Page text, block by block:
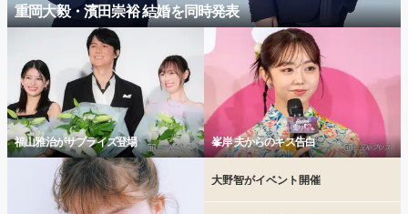
重岡大毅・濱田崇裕 結婚を同時発表
福山雅治がサプライズ登場 峯岸 夫からのキス告白
大野智がイベント開催